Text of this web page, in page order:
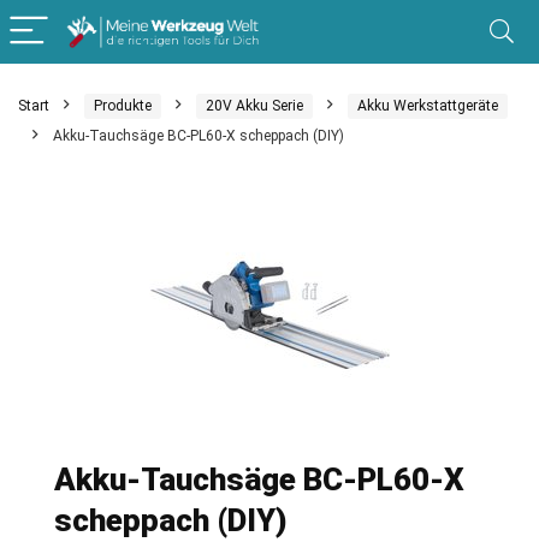
Start Produkte 20V Akku Serie
Akku Werkstattgeräte
Akku-Tauchsäge BC-PL60-X scheppach (DIY)
Akku-Tauchsäge BC-PL60-X
scheppach (DIY)